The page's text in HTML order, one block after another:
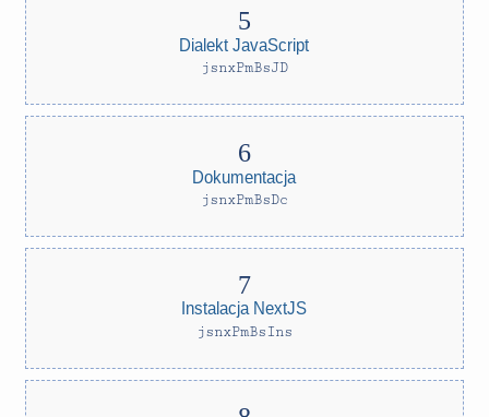
Dialekt JavaScript
jsnxPmBsJD
Dokumentacja
jsnxPmBsDc
Instalacja NextJS
jsnxPmBsIns